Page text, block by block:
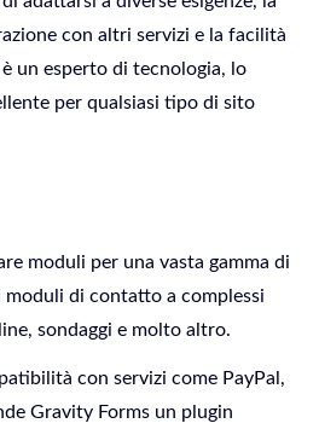
con altri servizi e la facilità
un esperto di tecnologia, lo
per qualsiasi tipo di sito
moduli per una vasta gamma di
moduli di contatto a complessi
sondaggi e molto altro.
con servizi come PayPal,
Gravity Forms un plugin